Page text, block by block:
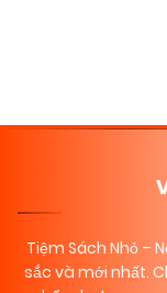
Tiệm Sách Nhỏ –
sắc và mới nhất.